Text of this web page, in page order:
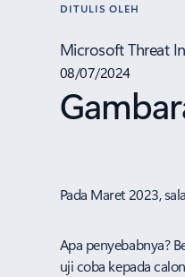
DITULIS OLEH
Microsoft Threat
08/07/2024
Pada Maret 2023,
Apa penyebabnya?
uji coba kepada